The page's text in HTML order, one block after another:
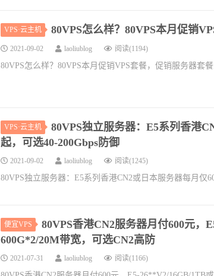
VPS·云主机 80VPS怎么样？80VPS本月促销
2021-09-02 laoliublog 阅读(1194)
80VPS怎么样？80VPS本月促销VPS套餐，促销服务器套
VPS·云主机
80VPS独立服务器：E5系列香港
起，可选40-200Gbps防御
2021-09-02 laoliublog 阅读(1245)
80VPS独立服务器：E5系列香港CN2或日本服务器每月仅
便宜VPS
80VPS香港CN2服务器月付600元，
600G*2/20M带宽，可选CN2高防
2021-07-31 laoliublog 阅读(1166)